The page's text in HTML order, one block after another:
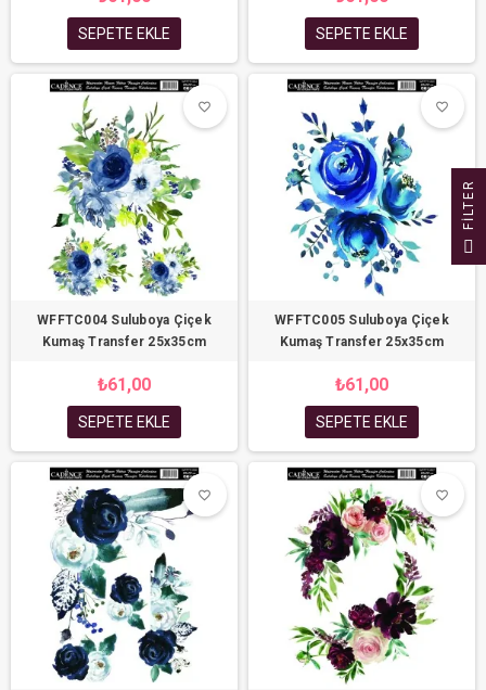
SEPETE EKLE SEPETE EKLE
favorite_border
favorite_border
WFFTC004 Suluboya Çiçek
Kumaş Transfer 25x35cm
₺61,00
SEPETE EKLE
favorite_border
favorite_border
WFFTC005 Suluboya Çiçek
Kumaş Transfer 25x35cm
₺61,00
SEPETE EKLE
favorite_border
favorite_border favorite_border
favorite_border
R